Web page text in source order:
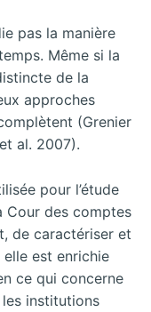
pas la manière
Même si la
de la
approches
(Grenier
al. 2007).
pour l’étude
Cour des comptes
de caractériser et
est enrichie
ce qui concerne
institutions